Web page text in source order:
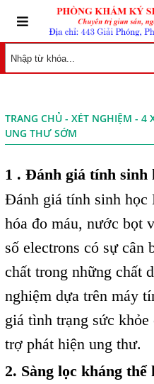
TRANG CHỦ- XÉT NGHIỆM - 4
UNG THƯ SỚM
1 . Đánh giá tính sinh
Đánh giá tính sinh
hóa đo máu, nước bọt
số electrons có sự cân
chất trong những chất
nghiệm dựa trên máy
giá tình trạng sức
trợ phát hiện ung thư.
2. Sàng lọc kháng